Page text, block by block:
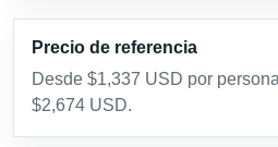
Precio de referencia
Desde $1,337 USD por
$2,674 USD.